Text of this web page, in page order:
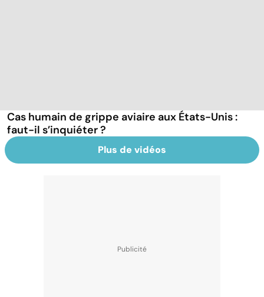
Cas humain de grippe aviaire aux États-Unis :
faut-il s’inquiéter ?
Plus de vidéos